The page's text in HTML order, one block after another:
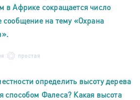
в Африке сокращается число
сообщение на тему «Охрана
простая
определить высоту дерева
способом Фалеса? Какая высота